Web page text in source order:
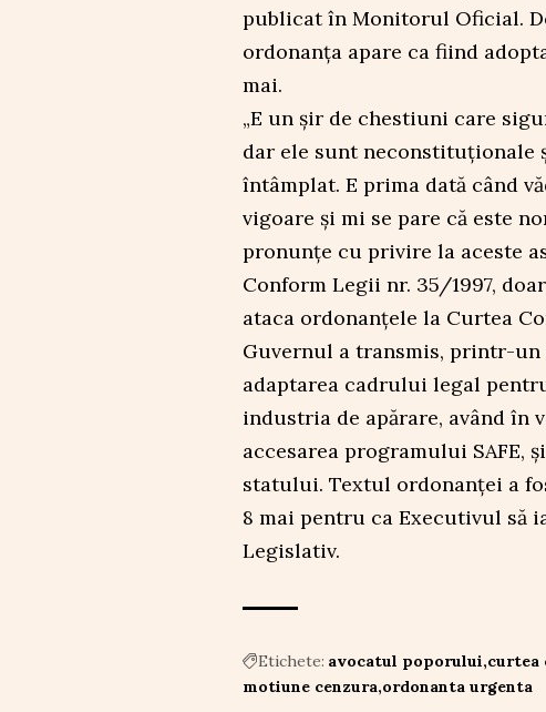
publicat în Monitorul Oficial.
ordonanța apare ca fiind
mai.
„E un șir de chestiuni care
dar ele sunt neconstituționale
întâmplat. E prima dată când
vigoare și mi se pare că este
pronunțe cu privire la aceste
Conform Legii nr. 35/1997,
ataca ordonanțele la Curtea
Guvernul a transmis, printr-un
adaptarea cadrului legal
industria de apărare, având în
accesarea programului SAFE,
statului. Textul ordonanței a
8 mai pentru ca Executivul să
Legislativ.
Etichete: avocatul poporului curtea
motiune cenzura ordonanta urgenta